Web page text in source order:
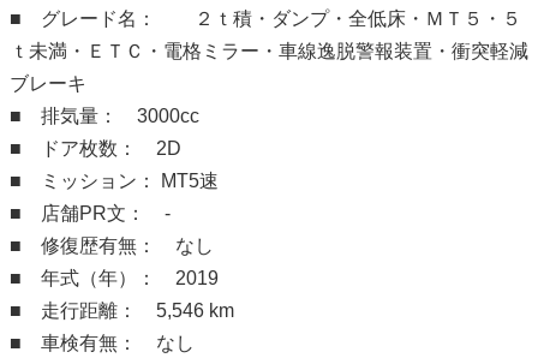
■ グレード名： ２ｔ積・ダンプ・全低床・ＭＴ５・５
ｔ未満・ＥＴＣ・電格ミラー・車線逸脱警報装置・衝突軽減
ブレーキ
■ 排気量： 3000cc
■ ドア枚数： 2D
■ ミッション： MT5速
■ 店舗PR文： -
■ 修復歴有無： なし
■ 年式（年）： 2019
■ 走行距離： 5,546 km
■ 車検有無： なし